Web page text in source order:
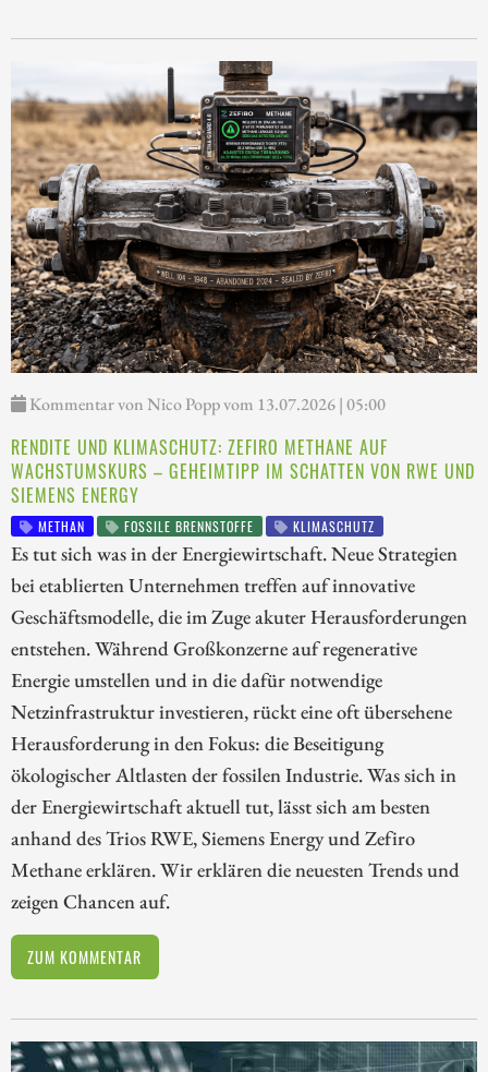
Kommentar von Nico Popp vom 13.07.2026 | 05:00
RENDITE UND KLIMASCHUTZ: ZEFIRO METHANE AUF
WACHSTUMSKURS – GEHEIMTIPP IM SCHATTEN VON RWE UND
SIEMENS ENERGY
METHAN FOSSILE BRENNSTOFFE KLIMASCHUTZ
Es tut sich was in der Energiewirtschaft. Neue Strategien
bei etablierten Unternehmen treffen auf innovative
Geschäftsmodelle, die im Zuge akuter Herausforderungen
entstehen. Während Großkonzerne auf regenerative
Energie umstellen und in die dafür notwendige
Netzinfrastruktur investieren, rückt eine oft übersehene
Herausforderung in den Fokus: die Beseitigung
ökologischer Altlasten der fossilen Industrie. Was sich in
der Energiewirtschaft aktuell tut, lässt sich am besten
anhand des Trios RWE, Siemens Energy und Zefiro
Methane erklären. Wir erklären die neuesten Trends und
zeigen Chancen auf.
ZUM KOMMENTAR